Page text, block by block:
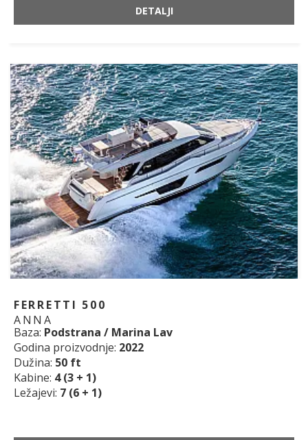
DETALJI
FERRETTI 500
ANNA
Baza: Podstrana / Marina Lav
Godina proizvodnje: 2022
Dužina: 50 ft
Kabine: 4 (3 + 1)
Ležajevi: 7 (6 + 1)